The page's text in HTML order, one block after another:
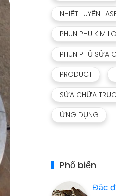
NHIỆT LUYỆN
PHUN PHU KIM
PHUN PHỦ SỬA
PRODUCT
SỬA CHỮA
ỨNG DỤNG
Phổ biến
Đặc